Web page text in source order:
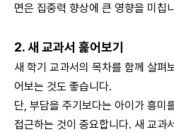
면은 집중력 향상에 큰 영향을 미칩
2. 새 교과서 훑어보기
새 학기 교과서의 목차를 함께 살펴
어보는 것도 좋습니다.
단, 부담을 주기보다는 아이가 흥미
접근하는 것이 중요합니다. 새 교과